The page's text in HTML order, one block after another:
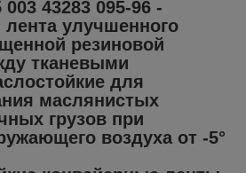
43283 095-96 -
лента улучшенного
резиновой
тканевыми
для
маслянистых
грузов при
воздуха от -5°